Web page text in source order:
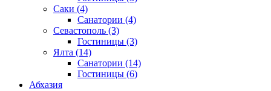
Саки (4)
Санатории (4)
Севастополь (3)
Гостиницы (3)
Ялта (14)
Санатории (14)
Гостиницы (6)
Абхазия